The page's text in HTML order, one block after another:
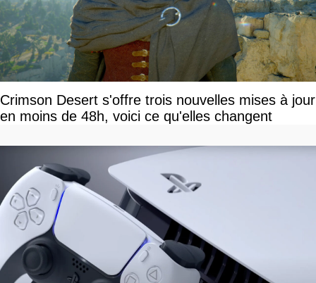
Crimson Desert s'offre trois nouvelles mises à jour
en moins de 48h, voici ce qu'elles changent